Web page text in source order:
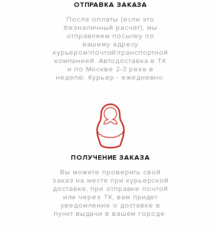
ОТПРАВКА ЗАКАЗА
После оплаты (если это
безналичный расчет), мы
отправляем посылку по
вашему адресу
курьером\почтой\транспортной
компанией. Автодоставка в ТК
и по Москве 2-3 раза в
неделю. Курьер - ежедневно.
ПОЛУЧЕНИЕ ЗАКАЗА
Вы можете проверить свой
заказ на месте при курьерской
доставке, при отправке почтой
или через ТК, вам придет
уведомление о доставке в
пункт выдачи в вашем городе.